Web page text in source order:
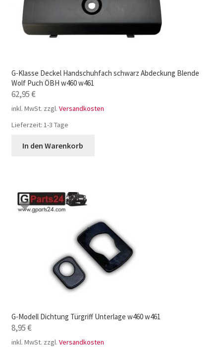
G-Klasse Deckel Handschuhfach schwarz Abdeckung Blende
Wolf Puch ÖBH w460 w461
62,95€
inkl. MwSt. zzgl. Versandkosten
Lieferzeit: 1-3 Tage
In den Warenkorb
G-Modell Dichtung Türgriff Unterlage w460 w461
8,95€
inkl. MwSt. zzgl. Versandkosten